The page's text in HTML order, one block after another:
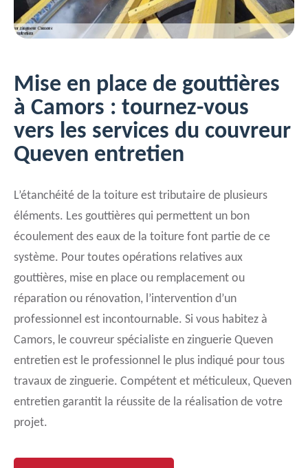
Mise en place de gouttières
à Camors : tournez-vous
vers les services du couvreur
Queven entretien
L’étanchéité de la toiture est tributaire de plusieurs
éléments. Les gouttières qui permettent un bon
écoulement des eaux de la toiture font partie de ce
système. Pour toutes opérations relatives aux
gouttières, mise en place ou remplacement ou
réparation ou rénovation, l’intervention d’un
professionnel est incontournable. Si vous habitez à
Camors, le couvreur spécialiste en zinguerie Queven
entretien est le professionnel le plus indiqué pour tous
travaux de zinguerie. Compétent et méticuleux, Queven
entretien garantit la réussite de la réalisation de votre
projet.